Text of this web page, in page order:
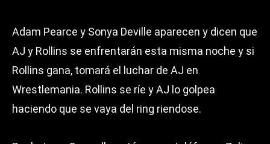
Adam Pearce y Sonya Deville aparecen y dicen que
AJ y Rollins se enfrentarán esta misma noche y si
Rollins gana, tomará el luchar de AJ en
Wrestlemania. Rollins se ríe y AJ lo golpea
haciendo que se vaya del ring riendose.